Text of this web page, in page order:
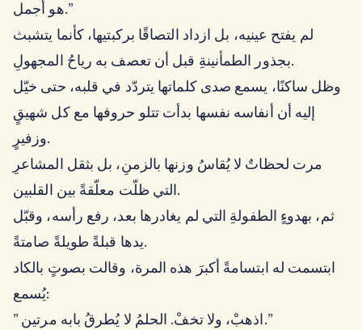
هو أجمل.”
لم يفتح عينيه، بل ازداد التصاقًا بركبتيها، كأنما يتشبث
بجذور الطمأنينةِ قبل أن تعصف به رياحُ المجهولِ.
وظل ساكنًا، يسمع صدى كلماتها يتردّد في قلبه، حتى خيّل
إليه أن أنفاسه نفسها بدأت تتلو حروفها مع كل شهيقٍ
وزفيرٍ.
مرت لحظاتٌ لا يُقاسُ وزنها بالزمنِ، بل بثقل المشاعرِ
التي ظلّت معلّقةً بين القلبين.
ثم، بهدوءٍ الطفولةِ التي لم يغادرها بعد، رفع رأسه، وقبّل
يدها قبلةً طويلةً صامتةً.
ابتسمت له ابتسامةً أكبرَ هذه المرة، وقالت بصوتٍ بالكاد
يُسمع:
” اذهبْ، ولا تخفْ. الحلمُ لا يُطرقُ بابه مرتين.”